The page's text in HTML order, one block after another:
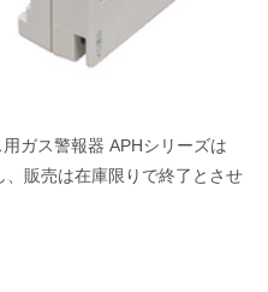
ガス警報器 APHシリーズは
販売は在庫限りで終了とさせ